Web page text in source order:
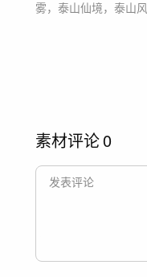
雾，泰山仙境，泰山
素材评论0